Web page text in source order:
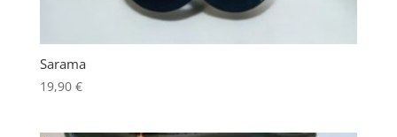
Sarama
19,90 €